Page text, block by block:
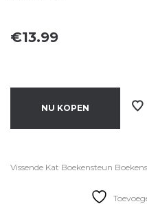
€13.99
NU KOPEN
Vissende Kat Boekensteun